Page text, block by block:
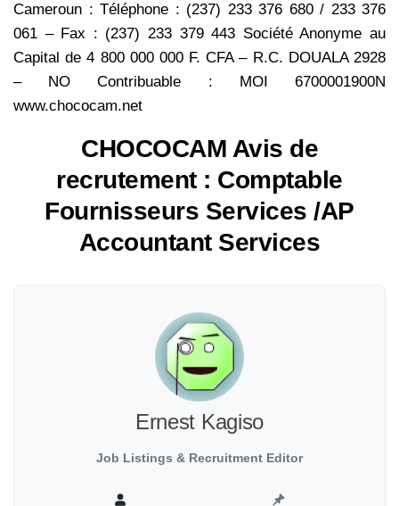
Cameroun : Téléphone : (237) 233 376 680 / 233 376
061 – Fax : (237) 233 379 443 Société Anonyme au
Capital de 4 800 000 000 F. CFA – R.C. DOUALA 2928
– NO Contribuable : MOI 6700001900N
www.chococam.net
CHOCOCAM Avis de
recrutement : Comptable
Fournisseurs Services /AP
Accountant Services
Ernest Kagiso
Job Listings & Recruitment Editor